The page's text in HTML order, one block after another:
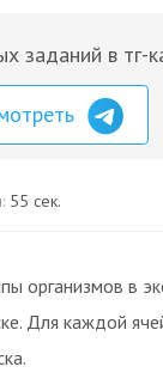
заданий в тг-
55 сек.
организмов в
Для каждой